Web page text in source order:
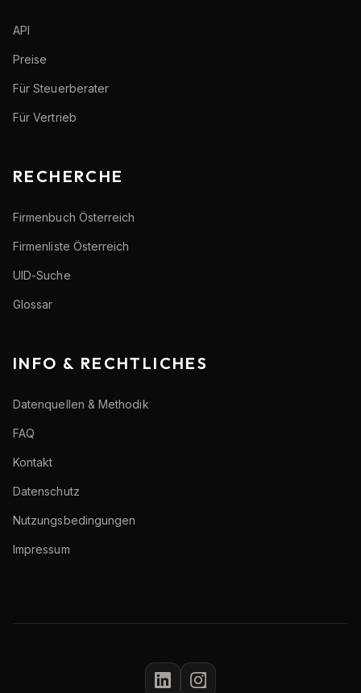
API
Preise
Für Steuerberater
Für Vertrieb
RECHERCHE
Firmenbuch Österreich
Firmenliste Österreich
UID-Suche
Glossar
INFO & RECHTLICHES
Datenquellen & Methodik
FAQ
Kontakt
Datenschutz
Nutzungsbedingungen
Impressum